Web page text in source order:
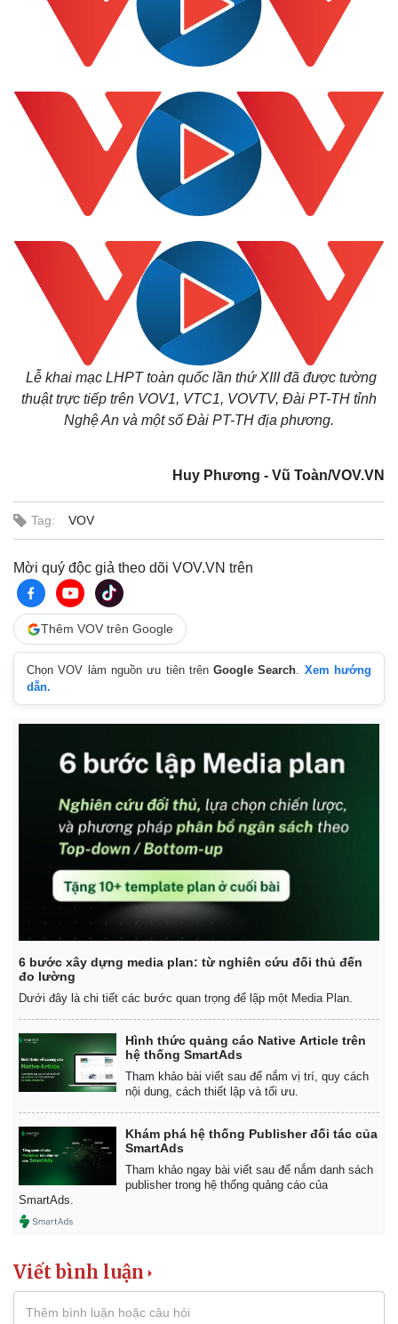
Pháp luật
Tư vấn luật
Quân sự - Quốc phòng
Vũ khí
Việt Nam
Phân tích
Lễ khai mạc LHPT toàn quốc lần thứ XIII đã được tường
thuật trực tiếp trên VOV1, VTC1, VOVTV, Đài PT-TH tỉnh
Nghệ An và một số Đài PT-TH địa phương.
Huy Phương - Vũ Toàn/VOV.VN
Tag: VOV
Mời quý độc giả theo dõi VOV.VN trên
Thêm VOV trên Google
Chọn VOV làm nguồn ưu tiên trênGoogle Search. Xem hướng
dẫn.
6 bước xây dựng media plan: từ nghiên cứu đối thủ đến
đo lường
Dưới đây là chi tiết các bước quan trọng để lập một Media Plan.
Hình thức quảng cáo Native Article trên
hệ thống SmartAds
Tham khảo bài viết sau để nắm vị trí, quy cách
nội dung, cách thiết lập và tối ưu.
Khám phá hệ thống Publisher đối tác của
SmartAds
Tham khảo ngay bài viết sau để nắm danh sách
publisher trong hệ thống quảng cáo của
SmartAds.
Viết bình luận